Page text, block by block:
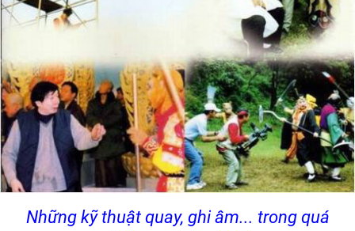
Những kỹ thuật quay, ghi âm... trong quá